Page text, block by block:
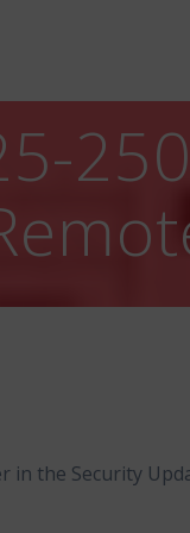
in the Security